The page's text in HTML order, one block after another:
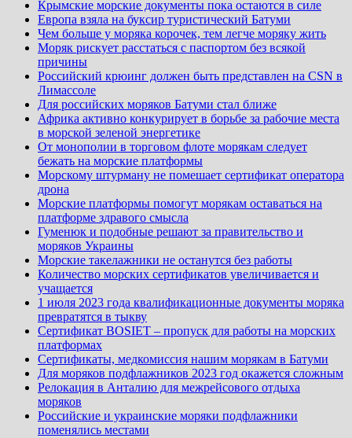
Крымские морские документы пока остаются в силе
Европа взяла на буксир туристический Батуми
Чем больше у моряка корочек, тем легче моряку жить
Моряк рискует расстаться с паспортом без всякой
причины
Российский крюинг должен быть представлен на CSN в
Лимассоле
Для российских моряков Батуми стал ближе
Африка активно конкурирует в борьбе за рабочие места
в морской зеленой энергетике
От монополии в торговом флоте морякам следует
бежать на морские платформы
Морскому штурману не помешает сертификат оператора
дрона
Морские платформы помогут морякам оставаться на
платформе здравого смысла
Гуменюк и подобные решают за правительство и
моряков Украины
Морские такелажники не останутся без работы
Количество морских сертификатов увеличивается и
учащается
1 июля 2023 года квалификационные документы моряка
превратятся в тыкву
Сертификат BOSIET – пропуск для работы на морских
платформах
Сертификаты, медкомиссия нашим морякам в Батуми
Для моряков подфлажников 2023 год окажется сложным
Релокация в Анталию для межрейсового отдыха
моряков
Российские и украинские моряки подфлажники
поменялись местами